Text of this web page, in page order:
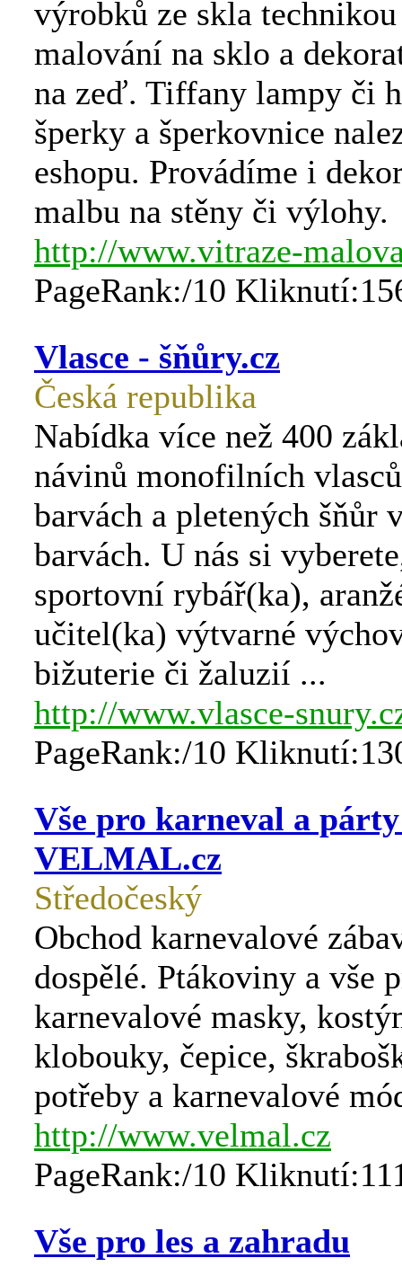
výrobků ze skla
malování na sklo a
na zeď. Tiffany lampy či
šperky a šperkovnice
eshopu. Provádíme i
malbu na stěny či výlohy.
http://www.vitraze-
PageRank:/10
Vlasce - šňůry.cz
Česká republika
Nabídka více než 400
návinů monofilních
barvách a pletených šňůr
barvách. U nás si
sportovní rybář(ka),
učitel(ka) výtvarné
bižuterie či žaluzií ...
http://www.vlasce-
PageRank:/10
Vše pro karneval a
VELMAL.cz
Středočeský
Obchod karnevalové
dospělé. Ptákoviny a vše
karnevalové masky,
klobouky, čepice,
potřeby a karnevalové
http://www.velmal.cz
PageRank:/10
Vše pro les a zahradu